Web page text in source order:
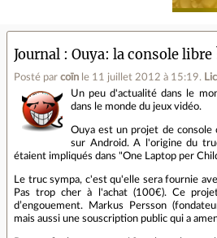
Journal Ouya: la console libre
Posté par coïn le 11 juillet 2012 à 15:19.
Un peu d'actualité dans le
dans le monde du jeux vidéo.
Ouya est un projet de console
sur Android. A l'origine du
étaient impliqués dans "One Laptop per
Le truc sympa, c'est qu'elle sera fournie
Pas trop cher à l'achat (100€). Ce
d’engouement. Markus Persson
mais aussi une souscription public qui a